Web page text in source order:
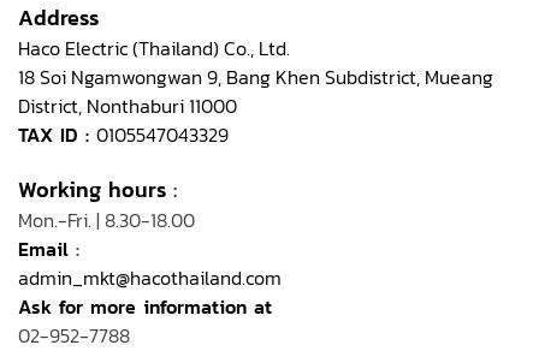
Address
Haco Electric (Thailand) Co., Ltd.
18 Soi Ngamwongwan 9, Bang Khen Subdistrict, Mueang
District, Nonthaburi 11000
TAX ID : 0105547043329
Working hours :
Mon.-Fri. | 8.30-18.00
Email :
admin_mkt@hacothailand.com
Ask for more information at
02-952-7788